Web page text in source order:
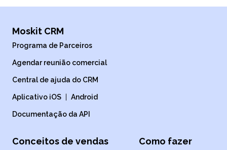
Moskit CRM
Programa de Parceiros
Agendar reunião comercial
Central de ajuda do CRM
Aplicativo iOS Android
Documentação da API
Conceitos de vendas Como fazer